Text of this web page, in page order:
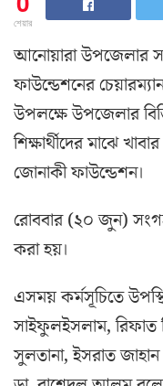
শেয়ার
আনোয়ারা উপজেলার
ফাউন্ডেশনের
উপলক্ষে উপজেলার
শিক্ষার্থীদের মাঝে
জোনাকী ফাউন্ডেশন।
রোববার (২০ জুন)
করা হয়।
এসময় কর্মসূচিতে
সাইফুলইসলাম, রিফাত
সুলতানা, ইসরাত